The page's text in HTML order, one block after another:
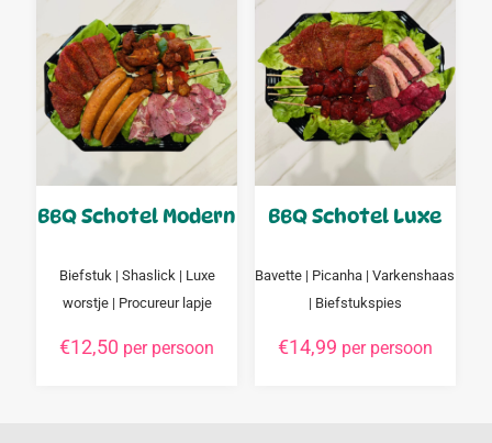
BBQ Schotel Modern
Biefstuk | Shaslick | Luxe
worstje | Procureur lapje
€12,50 per persoon
BBQ Schotel Luxe
Bavette | Picanha | Varkenshaas
| Biefstukspies
€14,99 per persoon